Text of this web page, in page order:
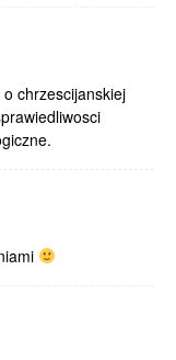
chrzescijanskiej